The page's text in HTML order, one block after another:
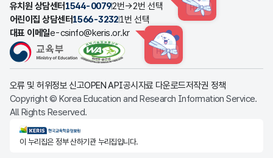
유치원 상담센터 1544-00792번→2번 선택 HINT
어린이집 상담센터1566-32321번 선택
대표 이메일e-csinfo@keris.or.kr
HINT
오류 및 허위정보 신고OPEN API공시자료 다운로드저작권 정책
Copyright © Korea Education and Research Information Service.
All Rights Reserved.
KERIS한국교육학술정보원
이 누리집은 정부 산하기관 누리집입니다.